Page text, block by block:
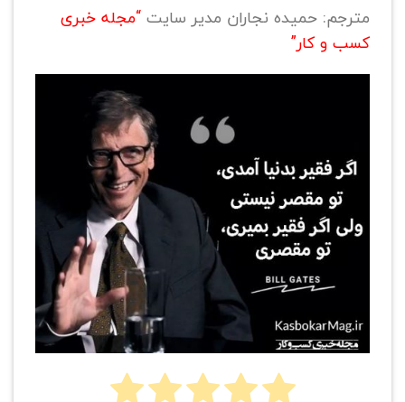
مترجم: حمیده نجاران مدیر سایت“مجله خبری
کسب و کار”